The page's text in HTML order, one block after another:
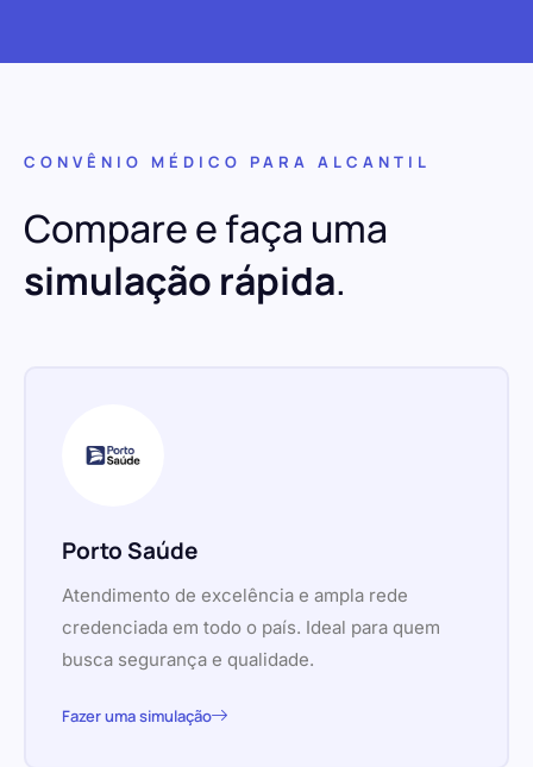
CONVÊNIO MÉDICO PARA ALCANTIL
Compare e faça uma
simulação rápida.
Porto Saúde
Atendimento de excelência e ampla rede
credenciada em todo o país. Ideal para quem
busca segurança e qualidade.
Fazer uma simulação